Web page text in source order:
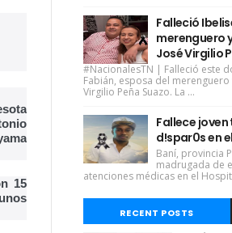
15
Falleció
merenguero
José Virgilio
#NacionalesTN | Falleció este
Fabián, esposa del
Virgilio Peña Suazo. La ...
Fallece
d!spar0s en
Baní, provincia
madrugada de
atenciones médicas en el
RECENT POSTS